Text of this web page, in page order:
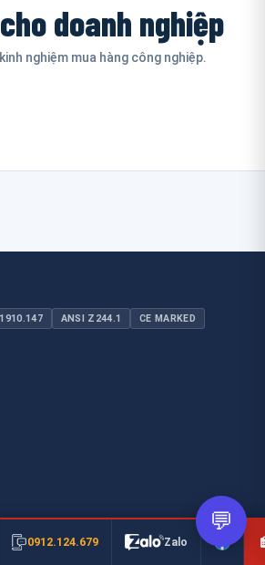
doanh nghiệp
nghiệm mua hàng công nghiệp.
ANSI Z244.1 CE MARKED
0912.124.679 Zalo
💬